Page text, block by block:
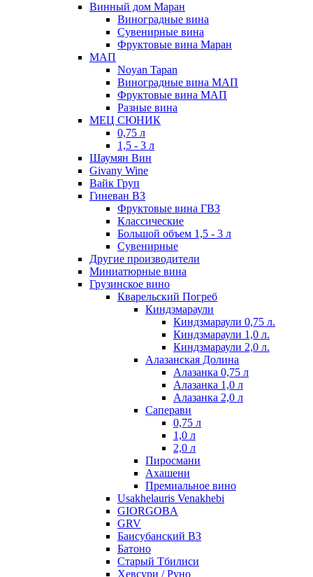
Винный дом Маран
Виноградные вина
Сувенирные вина
Фруктовые вина Маран
МАП
Noyan Tapan
Виноградные вина МАП
Фруктовые вина МАП
Разные вина
МЕЦ СЮНИК
0,75 л
1,5 - 3 л
Шаумян Вин
Givany Wine
Вайк Груп
Гиневан ВЗ
Фруктовые вина ГВЗ
Классические
Большой объем 1,5 - 3 л
Сувенирные
Другие производители
Миниатюрные вина
Грузинское вино
Кварельский Погреб
Киндзмараули
Киндзмараули 0,75 л.
Киндзмараули 1,0 л.
Киндзмараули 2,0 л.
Алазанская Долина
Алазанка 0,75 л
Алазанка 1,0 л
Алазанка 2,0 л
Саперави
0,75 л
1,0 л
2,0 л
Пиросмани
Ахашени
Премиальное вино
Usakhelauris Venakhebi
GIORGOBA
GRV
Баисубанский ВЗ
Батоно
Старый Тбилиси
Хевсури / Руно